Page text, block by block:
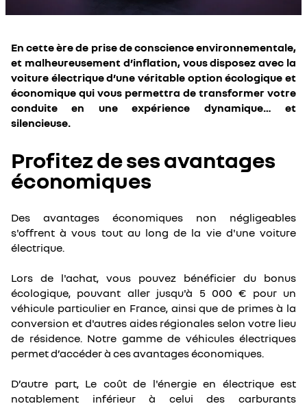
En cette ère de prise de conscience environnementale,
et malheureusement d’inflation, vous disposez avec la
voiture électrique d’une véritable option écologique et
économique qui vous permettra de transformer votre
conduite en une expérience dynamique… et
silencieuse.
Profitez de ses avantages
économiques
Des avantages économiques non négligeables
s'offrent à vous tout au long de la vie d'une voiture
électrique.
Lors de l'achat, vous pouvez bénéficier du bonus
écologique, pouvant aller jusqu'à 5 000 € pour un
véhicule particulier en France, ainsi que de primes à la
conversion et d'autres aides régionales selon votre lieu
de résidence. Notre gamme de véhicules électriques
permet d’accéder à ces avantages économiques.
D’autre part, Le coût de l'énergie en électrique est
notablement inférieur à celui des carburants